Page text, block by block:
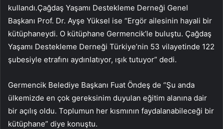
kullandı.Çağdaş Yaşamı Destekleme Derneği Genel
Başkanı Prof. Dr. Ayşe Yüksel ise “Ergör ailesinin hayali bir
kütüphaneydi. O kütüphane Germencik’le buluştu. Çağdaş
Yaşamı Destekleme Derneği Türkiye’nin 53 vilayetinde 122
şubesiyle etrafını aydınlatıyor, ışık tutuyor” dedi.
Germencik Belediye Başkanı Fuat Öndeş de “Şu anda
ülkemizde en çok gereksinim duyulan eğitim alanına dair
bir açılış oldu. Toplumun her kısmının faydalanabileceği bir
kütüphane” diye konuştu.